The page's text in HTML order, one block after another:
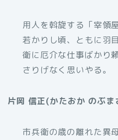
用人を斡旋する「宰領
若かりし頃、ともに羽
衛に厄介な仕事ばかり
さりげなく思いやる。
片岡 信正(かたおか のぶ
市兵衛の歳の離れた異